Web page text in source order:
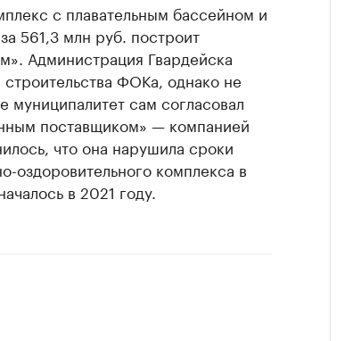
с плавательным бассейном и
561,3 млн руб. построит
Администрация Гвардейска
ФОКа, однако не
муниципалитет сам согласовал
поставщиком» — компанией
что она нарушила сроки
оздоровительного комплекса в
в 2021 году.